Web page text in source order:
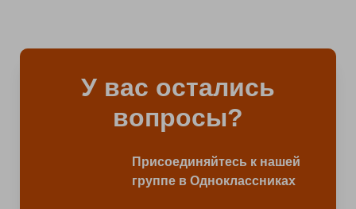
У вас остались
вопросы?
Присоединяйтесь к нашей
группе в Одноклассниках